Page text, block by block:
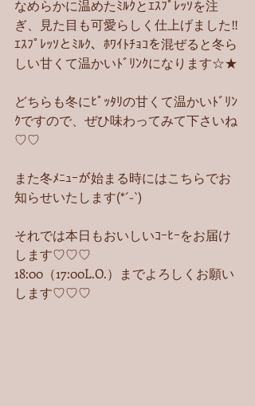
なめらかに温めたﾐﾙｸとｴｽﾌﾟﾚｯｿを注
ぎ、見た目も可愛らしく仕上げました‼︎
ｴｽﾌﾟﾚｯｿとﾐﾙｸ、ﾎﾜｲﾄﾁｮｺを混ぜると冬ら
しい甘くて温かいﾄﾞﾘﾝｸになります☆★
どちらも冬にﾋﾟｯﾀﾘの甘くて温かいﾄﾞﾘﾝ
ｸですので、ぜひ味わってみて下さいね
♡♡
また冬ﾒﾆｭｰが始まる時にはこちらでお
知らせいたします(*´-`)
それでは本日もおいしいｺｰﾋｰをお届け
します♡♡♡
18:00（17:00L.O.）までよろしくお願い
します♡♡♡